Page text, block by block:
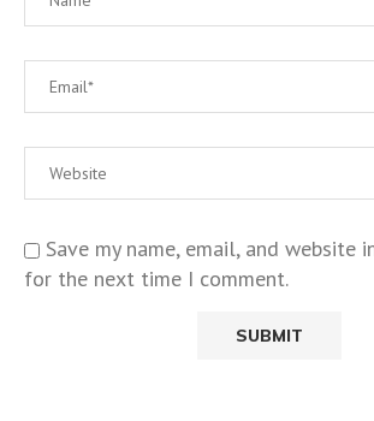
Save my name, email, and website
for the next time I comment.